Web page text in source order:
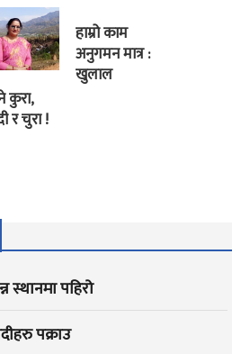
कुरा,
र चुरा !
हाम्रो काम
अनुगमन मात्र :
खुलाल
स्थानमा पहिरो
पक्राउ